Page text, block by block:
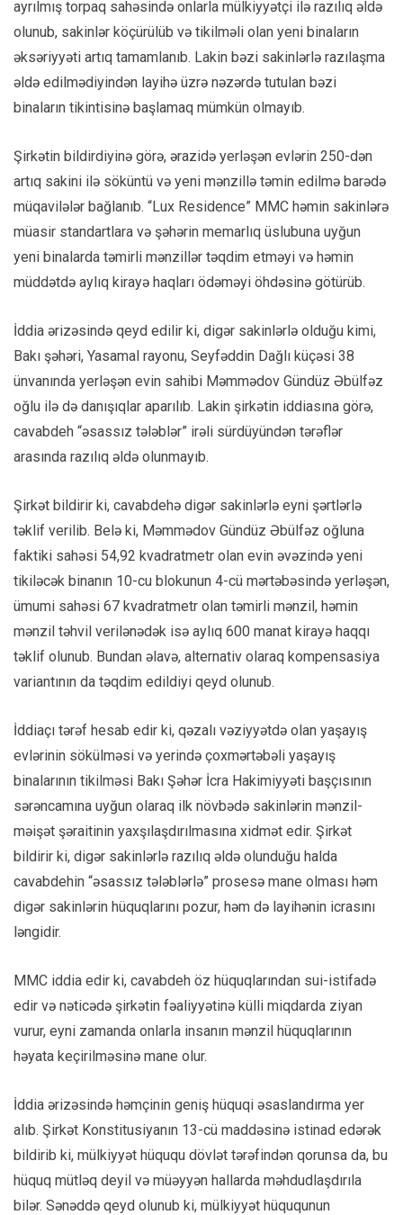
ayrılmış torpaq sahəsində onlarla mülkiyyətçi ilə razılıq əldə
olunub, sakinlər köçürülüb və tikilməli olan yeni binaların
əksəriyyəti artıq tamamlanıb. Lakin bəzi sakinlərlə razılaşma
əldə edilmədiyindən layihə üzrə nəzərdə tutulan bəzi
binaların tikintisinə başlamaq mümkün olmayıb.
Şirkətin bildirdiyinə görə, ərazidə yerləşən evlərin 250-dən
artıq sakini ilə söküntü və yeni mənzillə təmin edilmə barədə
müqavilələr bağlanıb. “Lux Residence” MMC həmin sakinlərə
müasir standartlara və şəhərin memarlıq üslubuna uyğun
yeni binalarda təmirli mənzillər təqdim etməyi və həmin
müddətdə aylıq kirayə haqları ödəməyi öhdəsinə götürüb.
İddia ərizəsində qeyd edilir ki, digər sakinlərlə olduğu kimi,
Bakı şəhəri, Yasamal rayonu, Seyfəddin Dağlı küçəsi 38
ünvanında yerləşən evin sahibi Məmmədov Gündüz Əbülfəz
oğlu ilə də danışıqlar aparılıb. Lakin şirkətin iddiasına görə,
cavabdeh “əsassız tələblər” irəli sürdüyündən tərəflər
arasında razılıq əldə olunmayıb.
Şirkət bildirir ki, cavabdehə digər sakinlərlə eyni şərtlərlə
təklif verilib. Belə ki, Məmmədov Gündüz Əbülfəz oğluna
faktiki sahəsi 54,92 kvadratmetr olan evin əvəzində yeni
tikiləcək binanın 10-cu blokunun 4-cü mərtəbəsində yerləşən,
ümumi sahəsi 67 kvadratmetr olan təmirli mənzil, həmin
mənzil təhvil verilənədək isə aylıq 600 manat kirayə haqqı
təklif olunub. Bundan əlavə, alternativ olaraq kompensasiya
variantının da təqdim edildiyi qeyd olunub.
İddiaçı tərəf hesab edir ki, qəzalı vəziyyətdə olan yaşayış
evlərinin sökülməsi və yerində çoxmərtəbəli yaşayış
binalarının tikilməsi Bakı Şəhər İcra Hakimiyyəti başçısının
sərəncamına uyğun olaraq ilk növbədə sakinlərin mənzil-
məişət şəraitinin yaxşılaşdırılmasına xidmət edir. Şirkət
bildirir ki, digər sakinlərlə razılıq əldə olunduğu halda
cavabdehin “əsassız tələblərlə” prosesə mane olması həm
digər sakinlərin hüquqlarını pozur, həm də layihənin icrasını
ləngidir.
MMC iddia edir ki, cavabdeh öz hüquqlarından sui-istifadə
edir və nəticədə şirkətin fəaliyyətinə külli miqdarda ziyan
vurur, eyni zamanda onlarla insanın mənzil hüquqlarının
həyata keçirilməsinə mane olur.
İddia ərizəsində həmçinin geniş hüquqi əsaslandırma yer
alıb. Şirkət Konstitusiyanın 13-cü maddəsinə istinad edərək
bildirib ki, mülkiyyət hüququ dövlət tərəfindən qorunsa da, bu
hüquq mütləq deyil və müəyyən hallarda məhdudlaşdırıla
bilər. Sənəddə qeyd olunub ki, mülkiyyət hüququnun